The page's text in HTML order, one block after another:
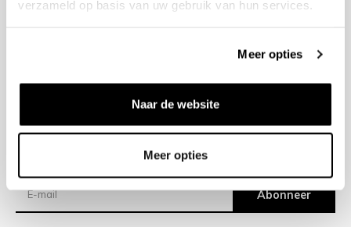
verzameld op basis van uw gebruik van hun services.
Meer opties
Naar de website
Meer opties
Verzending
Abonneer